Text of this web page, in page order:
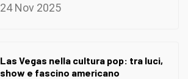
24 Nov 2025
Las Vegas nella cultura pop: tra luci,
show e fascino americano